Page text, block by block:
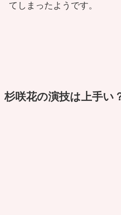
てしまったようです。
杉咲花の演技は上手い